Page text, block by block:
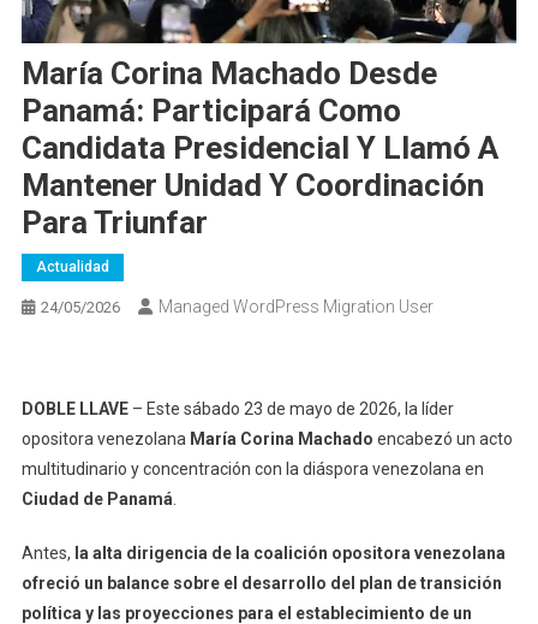
María Corina Machado Desde
Panamá: Participará Como
Candidata Presidencial Y Llamó A
Mantener Unidad Y Coordinación
Para Triunfar
Actualidad
24/05/2026 Managed WordPress Migration User
DOBLE LLAVE– Este sábado 23 de mayo de 2026, la líder
opositora venezolana María Corina Machado encabezó un acto
multitudinario y concentración con la diáspora venezolana en
Ciudad de Panamá
Antes, la alta dirigencia de la coalición opositora venezolana
ofreció un balance sobre el desarrollo del plan de transición
política y las proyecciones para el establecimiento de un